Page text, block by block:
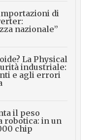
di
nazionale”
La Physical
industriale:
e agli errori
il peso
robotica: in un
chip